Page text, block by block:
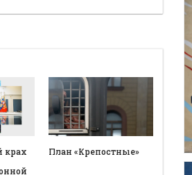
крах
План «Крепостные»